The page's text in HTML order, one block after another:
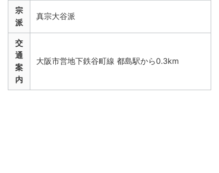
宗
派
真宗大谷派
交
通
案
内
大阪市営地下鉄谷町線 都島駅から0.3km